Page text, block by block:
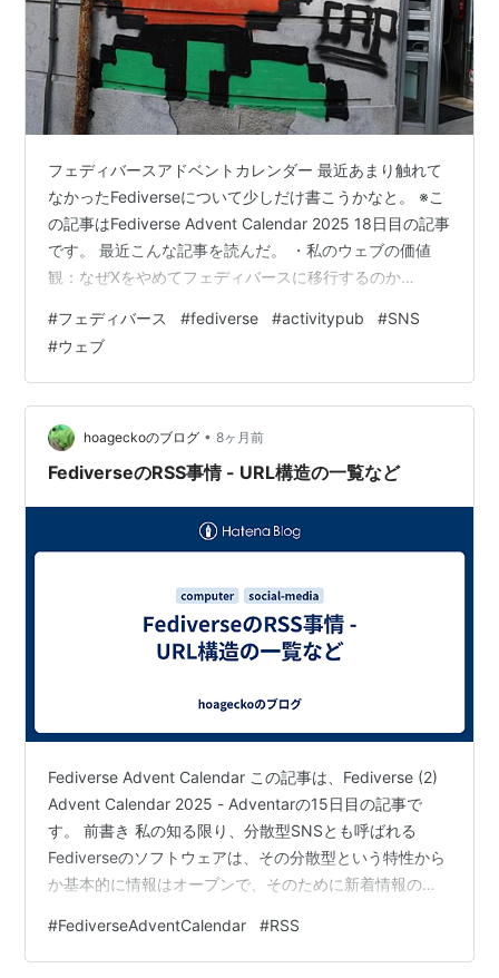
フェディバースアドベントカレンダー 最近あまり触れて
なかったFediverseについて少しだけ書こうかなと。 ※こ
の記事はFediverse Advent Calendar 2025 18日目の記事
です。 最近こんな記事を読んだ。 ・私のウェブの価値
観：なぜXをやめてフェディバースに移行するのか
るということは、好むと好まざるとにかかわらず、その
プラットフォームの価値観に投票するということであ
る。」 いやー、ほんとそうだよね。これもあって、
Twitter(X)はほぼブログの更新通知だけになってしまっ
た。 あと「My Web …
#フェディバース #fediverse #activitypub #SNS
#ウェブ
hoageckoのブログ • 8ヶ月前
FediverseのRSS事情 - URL構造の一覧など
Fediverse Advent Calendar この記事は、Fediverse (2)
Advent Calendar 2025 - Adventarの15日目の記事で
す。 前書き 私の知る限り、分散型SNSとも呼ばれる
Fediverseのソフトウェアは、その分散型という特性から
か基本的に情報はオープンで、そのために新着情報のフ
それができる範囲はそのソフトが持つ機能や特性により
さまざまで、そのため、私はこの記事でFediverseのRSS
#FediverseAdventCalendar #RSS